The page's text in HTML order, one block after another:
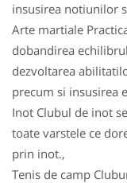
insusirea notiunilor
Arte martiale
dobandirea
dezvoltarea
precum si insusirea
Inot Clubul de inot
toate varstele ce
prin inot.,
Tenis de camp